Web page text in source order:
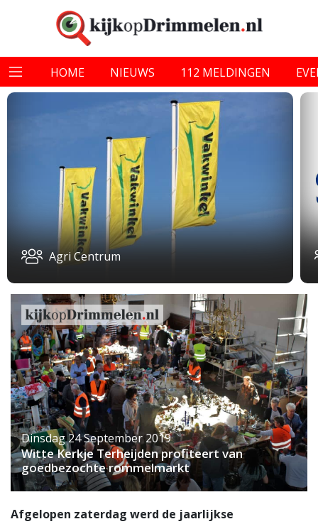
HOME NIEUWS 112 MELDINGEN
Agri Centrum
Dinsdag 24 September 2019
Witte Kerkje Terheijden profiteert van
goedbezochte rommelmarkt
Afgelopen zaterdag werd de jaarlijkse